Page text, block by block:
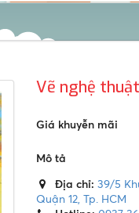
Vẽ nghệ thuật
Giá khuyễn mãi
Mô tả
Địa chỉ: 39/5
Quận 12, Tp. HCM